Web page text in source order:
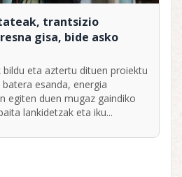
trantsizio
gisa, bide asko
eta aztertu dituen proiektu
esanda, energia
egiten duen mugaz gaindiko
lankidetzak eta iku...